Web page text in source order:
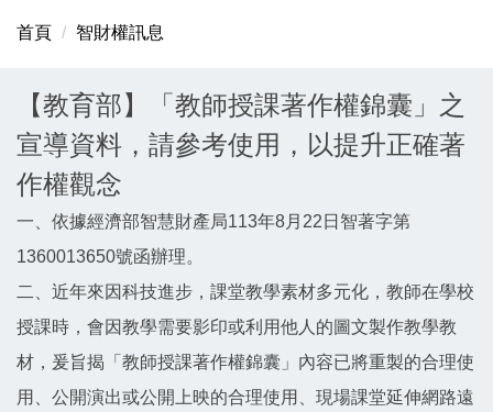
首頁 智財權訊息
【教育部】「教師授課著作權錦囊」之
宣導資料，請參考使用，以提升正確著
作權觀念
一、依據經濟部智慧財產局113年8月22日智著字第
1360013650號函辦理。
二、近年來因科技進步，課堂教學素材多元化，教師在學校
授課時，會因教學需要影印或利用他人的圖文製作教學教
材，爰旨揭「教師授課著作權錦囊」內容已將重製的合理使
用、公開演出或公開上映的合理使用、現場課堂延伸網路遠